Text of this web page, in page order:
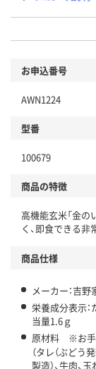
お申込番号
AWN1224
型番
100679
商品の特徴
高機能玄米「金の
く、即食できる
商品仕様
メーカー：吉野
栄養成分表示
当量1.6ｇ
原材料 ※お手
（タレ（ぶどう
製造）、牛肉、